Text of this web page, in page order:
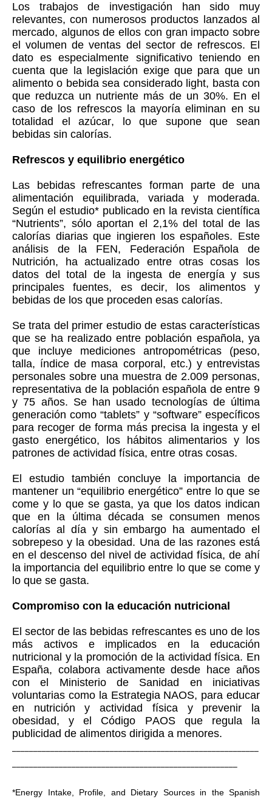
Los trabajos de investigación han sido muy
relevantes, con numerosos productos lanzados al
mercado, algunos de ellos con gran impacto sobre
el volumen de ventas del sector de refrescos. El
dato es especialmente significativo teniendo en
cuenta que la legislación exige que para que un
alimento o bebida sea considerado light, basta con
que reduzca un nutriente más de un 30%. En el
caso de los refrescos la mayoría eliminan en su
totalidad el azúcar, lo que supone que sean
bebidas sin calorías.
Refrescos y equilibrio energético
Las bebidas refrescantes forman parte de una
alimentación equilibrada, variada y moderada.
Según el estudio* publicado en la revista científica
“Nutrients”, sólo aportan el 2,1% del total de las
calorías diarias que ingieren los españoles. Este
análisis de la FEN, Federación Española de
Nutrición, ha actualizado entre otras cosas los
datos del total de la ingesta de energía y sus
principales fuentes, es decir, los alimentos y
bebidas de los que proceden esas calorías.
Se trata del primer estudio de estas características
que se ha realizado entre población española, ya
que incluye mediciones antropométricas (peso,
talla, índice de masa corporal, etc.) y entrevistas
personales sobre una muestra de 2.009 personas,
representativa de la población española de entre 9
y 75 años. Se han usado tecnologías de última
generación como “tablets” y “software” específicos
para recoger de forma más precisa la ingesta y el
gasto energético, los hábitos alimentarios y los
patrones de actividad física, entre otras cosas.
El estudio también concluye la importancia de
mantener un “equilibrio energético” entre lo que se
come y lo que se gasta, ya que los datos indican
que en la última década se consumen menos
calorías al día y sin embargo ha aumentado el
sobrepeso y la obesidad. Una de las razones está
en el descenso del nivel de actividad física, de ahí
la importancia del equilibrio entre lo que se come y
lo que se gasta.
Compromiso con la educación nutricional
El sector de las bebidas refrescantes es uno de los
más activos e implicados en la educación
nutricional y la promoción de la actividad física. En
España, colabora activamente desde hace años
con el Ministerio de Sanidad en iniciativas
voluntarias como la Estrategia NAOS, para educar
en nutrición y actividad física y prevenir la
obesidad, y el Código PAOS que regula la
publicidad de alimentos dirigida a menores.
*Energy Intake, Profile, and Dietary Sources in the Spanish